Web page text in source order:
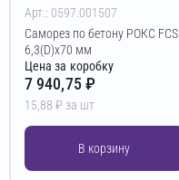
Арт.: 0597.001507
Саморез по бетону РОКС FCS
6,3(D)х70 мм
Цена за коробку
7 940,75 ₽
15,88 ₽ за шт
В корзину